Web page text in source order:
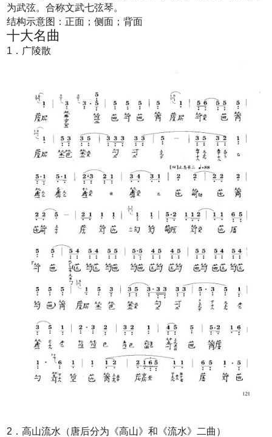
为武弦。合称文武七弦琴。
结构示意图：正面；侧面；背面
十大名曲
1．广陵散
2．高山流水（唐后分为《高山》和《流水》二曲）